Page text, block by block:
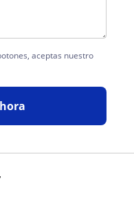
aceptas nuestro